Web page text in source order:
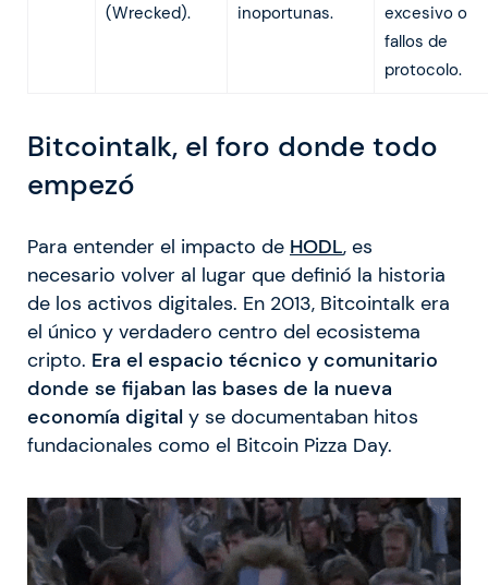
(Wrecked).
inoportunas.
excesivo o
fallos de
protocolo.
Bitcointalk, el foro donde todo
empezó
Para entender el impacto de HODL, es
necesario volver al lugar que definió la historia
de los activos digitales. En 2013, Bitcointalk era
el único y verdadero centro del ecosistema
cripto. Era el espacio técnico y comunitario
donde se fijaban las bases de la nueva
economía digital y se documentaban hitos
fundacionales como el Bitcoin Pizza Day.